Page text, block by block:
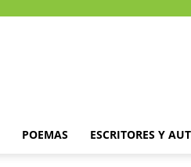
POEMAS ESCRITORES Y